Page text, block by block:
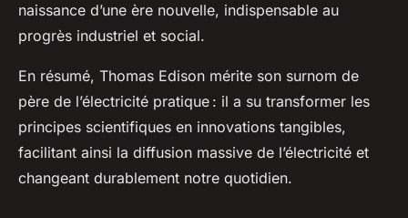
naissance d’une ère nouvelle, indispensable au
progrès industriel et social.
En résumé, Thomas Edison mérite son surnom de
père de l’électricité pratique : il a su transformer les
principes scientifiques en innovations tangibles,
facilitant ainsi la diffusion massive de l’électricité et
changeant durablement notre quotidien.